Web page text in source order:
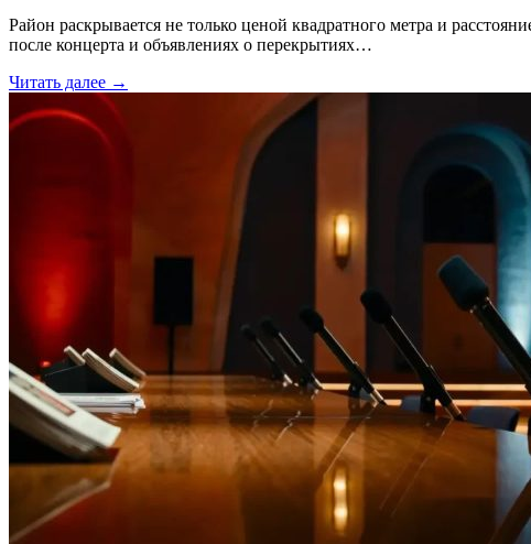
Район раскрывается не только ценой квадратного метра и
после концерта и объявлениях о перекрытиях…
Читать далее →